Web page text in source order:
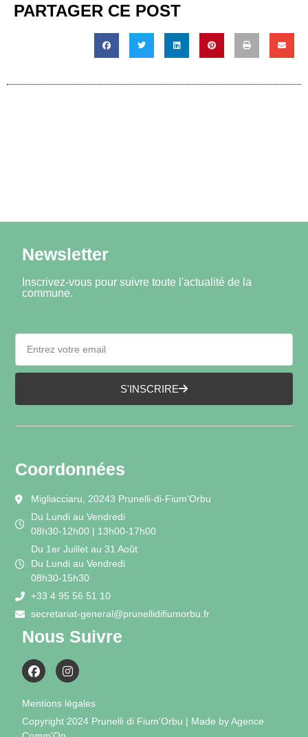
PARTAGER CE POST
Newsletter
Inscrivez-vous pour suivre toute l'actualité de la
commune.
S'INSCRIRE
Coordonnées
Migliacciaru, 20243 Prunelli-di-Fium'Orbu
Du Lundi au Vendredi
08h30-12h00 | 13h00-17h00
Du 1er Juillet au 31 Août
Du Lundi au Vendredi
08h30-15h30
+33 4 95 56 51 10
secretariat-general@prunellidifiumorbu.fr
Nous Suivre
Mentions légales
Copyright 2024 Prunelli di Fium'Orbu | Made by Agence